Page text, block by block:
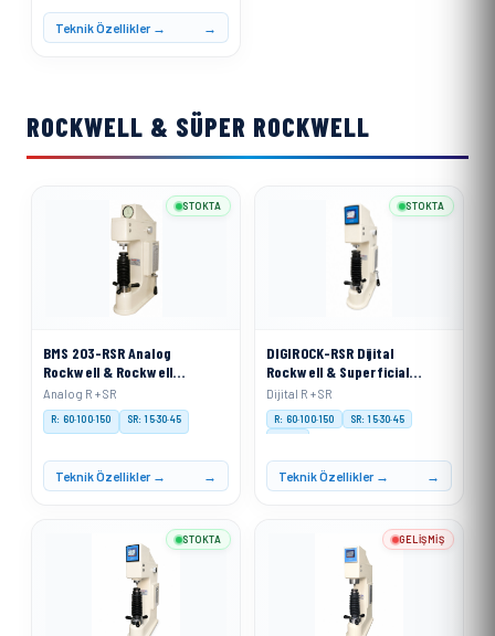
Teknik Özellikler →
ROCKWELL & SÜPER ROCKWELL
BMS 203-RSR Analog
Rockwell & Rockwell
Superficial Sertlik Ölçme
Cihazı
Analog R + SR
R: 60·100·150 SR: 15·30·45
Teknik Özellikler →
STOKTA
DIGIROCK-RSR Dijital
Rockwell & Superficial
Sertlik Ölçme Cihazı
Dijital R + SR
R: 60·100·150
SR: 15·30·45
Digital
Teknik Özellikler →
STOKTA
STOKTA GELIŞMIŞ